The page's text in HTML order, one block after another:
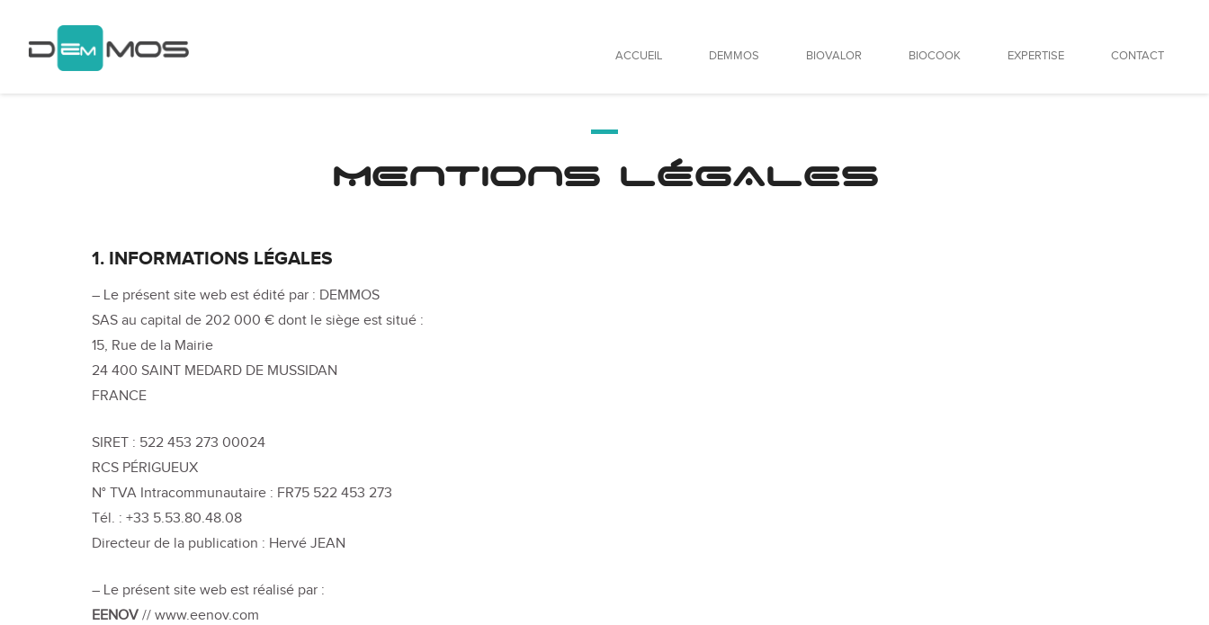
ACCUEIL DEMMOS BIOVALOR BIOCOOK EXPERTISE CONTACT
MENTIONS LÉGALES
1. INFORMATIONS LÉGALES
– Le présent site web est édité par : DEMMOS
SAS au capital de 202 000 € dont le siège est situé :
15, Rue de la Mairie
24 400 SAINT MEDARD DE MUSSIDAN
FRANCE
SIRET : 522 453 273 00024
RCS PÉRIGUEUX
N° TVA Intracommunautaire : FR75 522 453 273
Tél. : +33 5.53.80.48.08
Directeur de la publication : Hervé JEAN
– Le présent site web est réalisé par :
EENOV // www.eenov.com